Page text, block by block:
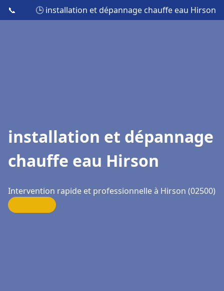
📞 🕒 installation et dépannage chauffe eau Hirson
installation et dépannage
chauffe eau Hirson
Intervention rapide et professionnelle à Hirson (02500)